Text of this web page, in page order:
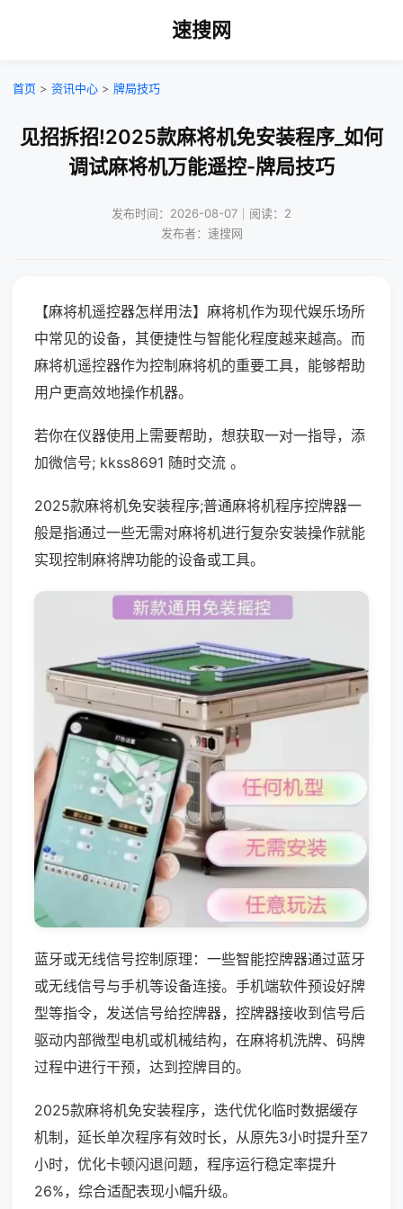
速搜网
首页 > 资讯中心 > 牌局技巧
见招拆招!2025款麻将机免安装程序_如何
调试麻将机万能遥控-牌局技巧
发布时间：2026-08-07｜阅读：2
发布者：速搜网
【麻将机遥控器怎样用法】麻将机作为现代娱乐场所
中常见的设备，其便捷性与智能化程度越来越高。而
麻将机遥控器作为控制麻将机的重要工具，能够帮助
用户更高效地操作机器。
若你在仪器使用上需要帮助，想获取一对一指导，添
加微信号; kkss8691 随时交流 。
2025款麻将机免安装程序;普通麻将机程序控牌器一
般是指通过一些无需对麻将机进行复杂安装操作就能
实现控制麻将牌功能的设备或工具。
蓝牙或无线信号控制原理：一些智能控牌器通过蓝牙
或无线信号与手机等设备连接。手机端软件预设好牌
型等指令，发送信号给控牌器，控牌器接收到信号后
驱动内部微型电机或机械结构，在麻将机洗牌、码牌
过程中进行干预，达到控牌目的。
2025款麻将机免安装程序，迭代优化临时数据缓存
机制，延长单次程序有效时长，从原先3小时提升至7
小时，优化卡顿闪退问题，程序运行稳定率提升
26%，综合适配表现小幅升级。